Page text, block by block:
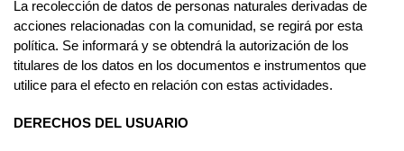
La recolección de datos de personas naturales derivadas de
acciones relacionadas con la comunidad, se regirá por esta
política. Se informará y se obtendrá la autorización de los
titulares de los datos en los documentos e instrumentos que
utilice para el efecto en relación con estas actividades.
DERECHOS DEL USUARIO